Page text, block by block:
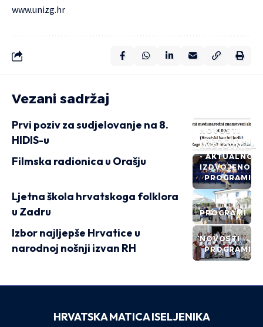
www.unizg.hr
Vezani sadržaj
NOVOSTI
PROGRAMI
Prvi poziv za sudjelovanje na 8.
HIDIS-u
NASLOVNICA
- AKTUALNO
IZDVOJENO
PROGRAMI
Filmska radionica u Orašju
PROGRAMI
Ljetna škola hrvatskoga folklora
u Zadru
NOVOSTI
PROGRAMI
Izbor najljepše Hrvatice u
narodnoj nošnji izvan RH
HRVATSKA MATICA ISELJENIKA